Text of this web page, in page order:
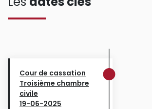
Cour de cassation
Troisième chambre
civile
19-06-2025